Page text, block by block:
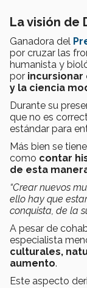
La visión de
Ganadora del
por cruzar las
humanista y
por
y la ciencia
Durante su
que no es
estándar para
Más bien se
como contar
de esta
“Crear nuevos
ello hay que
conquista, de la
A pesar de
especialista
culturales,
aumento.
Este aspecto